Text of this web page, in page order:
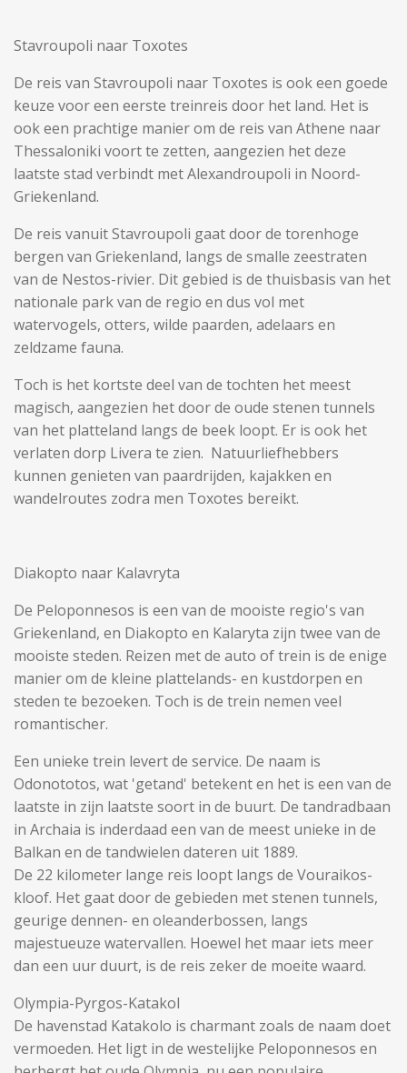
Stavroupoli naar Toxotes
De reis van Stavroupoli naar Toxotes is ook een goede
keuze voor een eerste treinreis door het land. Het is
ook een prachtige manier om de reis van Athene naar
Thessaloniki voort te zetten, aangezien het deze
laatste stad verbindt met Alexandroupoli in Noord-
Griekenland.
De reis vanuit Stavroupoli gaat door de torenhoge
bergen van Griekenland, langs de smalle zeestraten
van de Nestos-rivier. Dit gebied is de thuisbasis van het
nationale park van de regio en dus vol met
watervogels, otters, wilde paarden, adelaars en
zeldzame fauna.
Toch is het kortste deel van de tochten het meest
magisch, aangezien het door de oude stenen tunnels
van het platteland langs de beek loopt. Er is ook het
verlaten dorp Livera te zien. Natuurliefhebbers
kunnen genieten van paardrijden, kajakken en
wandelroutes zodra men Toxotes bereikt.
Diakopto naar Kalavryta
De Peloponnesos is een van de mooiste regio's van
Griekenland, en Diakopto en Kalaryta zijn twee van de
mooiste steden. Reizen met de auto of trein is de enige
manier om de kleine plattelands- en kustdorpen en
steden te bezoeken. Toch is de trein nemen veel
romantischer.
Een unieke trein levert de service. De naam is
Odonototos, wat 'getand' betekent en het is een van de
laatste in zijn laatste soort in de buurt. De tandradbaan
in Archaia is inderdaad een van de meest unieke in de
Balkan en de tandwielen dateren uit 1889.
De 22 kilometer lange reis loopt langs de Vouraikos-
kloof. Het gaat door de gebieden met stenen tunnels,
geurige dennen- en oleanderbossen, langs
majestueuze watervallen. Hoewel het maar iets meer
dan een uur duurt, is de reis zeker de moeite waard.
Olympia-Pyrgos-Katakol
De havenstad Katakolo is charmant zoals de naam doet
vermoeden. Het ligt in de westelijke Peloponnesos en